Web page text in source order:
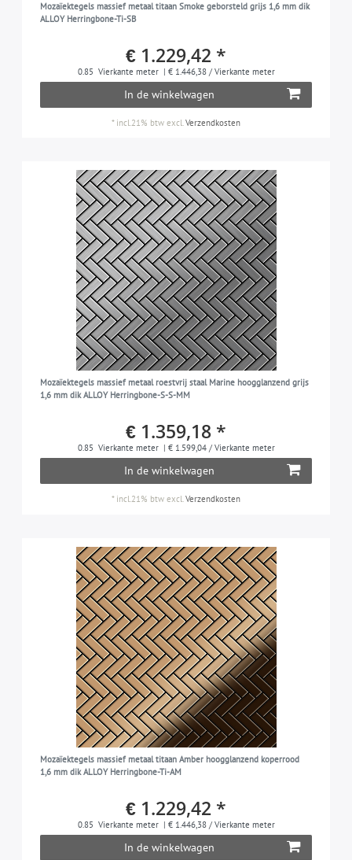
Mozaïektegels massief metaal titaan Smoke geborsteld grijs 1,6 mm dik
ALLOY Herringbone-Ti-SB
€ 1.229,42 *
0.85 Vierkante meter | € 1.446,38 / Vierkante meter
In de winkelwagen
* incl.21% btw excl.Verzendkosten
Mozaïektegels massief metaal roestvrij staal Marine hoogglanzend grijs
1,6 mm dik ALLOY Herringbone-S-S-MM
€ 1.359,18 *
0.85 Vierkante meter | € 1.599,04 / Vierkante meter
In de winkelwagen
* incl.21% btw excl.Verzendkosten
Mozaïektegels massief metaal titaan Amber hoogglanzend koperrood
1,6 mm dik ALLOY Herringbone-Ti-AM
€ 1.229,42 *
0.85 Vierkante meter | € 1.446,38 / Vierkante meter
In de winkelwagen